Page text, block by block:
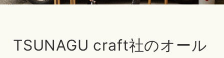
TSUNAGU craft社のオール